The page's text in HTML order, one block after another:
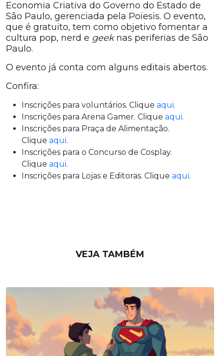
Economia Criativa do Governo do Estado de
São Paulo, gerenciada pela Poiesis. O evento,
que é gratuito, tem como objetivo fomentar a
cultura pop, nerd e geeknas periferias de São
Paulo.
O evento já conta com alguns editais abertos.
Confira:
Inscrições para voluntários. Clique aqui.
Inscrições para Arena Gamer. Clique aqui.
Inscrições para Praça de Alimentação.
Clique aqui.
Inscrições para o Concurso de Cosplay.
Clique aqui.
Inscrições para Lojas e Editoras. Clique aqui.
VEJA TAMBÉM